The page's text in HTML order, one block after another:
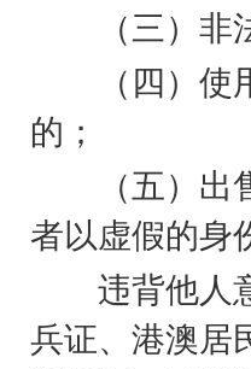
（三）非法
（四）使用
的；
（五）出售
者以虚假的身
违背他人意
兵证、港澳居